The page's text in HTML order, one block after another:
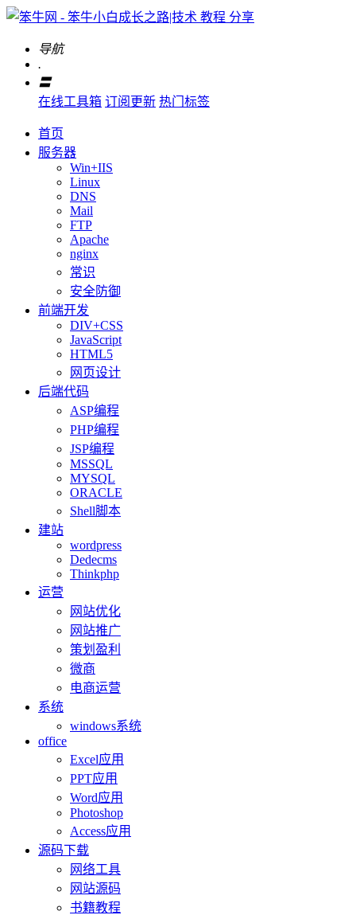
导航
.
〓
在线工具箱 订阅更新 热门标签
首页
服务器
Win+IIS
Linux
DNS
Mail
FTP
Apache
nginx
常识
安全防御
前端开发
DIV+CSS
JavaScript
HTML5
网页设计
后端代码
ASP编程
PHP编程
JSP编程
MSSQL
MYSQL
ORACLE
Shell脚本
建站
wordpress
Dedecms
Thinkphp
运营
网站优化
网站推广
策划盈利
微商
电商运营
系统
windows系统
office
Excel应用
PPT应用
Word应用
Photoshop
Access应用
源码下载
网络工具
网站源码
书籍教程